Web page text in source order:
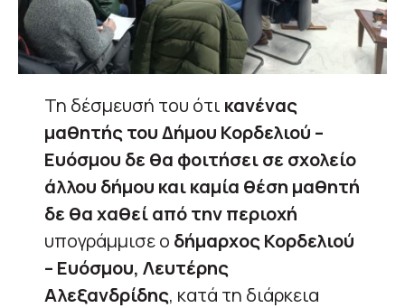
Τη δέσμευσή του ότι κανένας
μαθητής του Δήμου Κορδελιού –
Ευόσμου δε θα φοιτήσει σε σχολείο
άλλου δήμου και καμία θέση μαθητή
δε θα χαθεί από την περιοχή
υπογράμμισε ο δήμαρχος Κορδελιού
– Ευόσμου, Λευτέρης
Αλεξανδρίδης, κατά τη διάρκεια